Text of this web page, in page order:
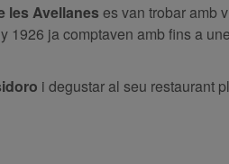
les Avellanes es van trobar amb
1926 ja comptaven amb fins a
i degustar al seu restaurant